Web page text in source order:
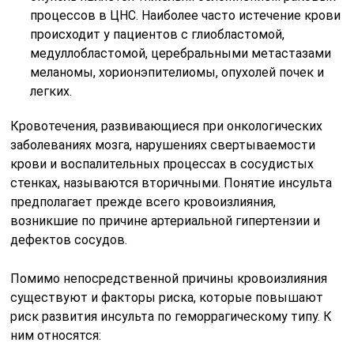
процессов в ЦНС. Наиболее часто истечение крови
происходит у пациентов с глиобластомой,
медуллобластомой, церебральными метастазами
меланомы, хорионэпителиомы, опухолей почек и
легких.
Кровотечения, развивающиеся при онкологических
заболеваниях мозга, нарушениях свертываемости
крови и воспалительных процессах в сосудистых
стенках, называются вторичными. Понятие инсульта
предполагает прежде всего кровоизлияния,
возникшие по причине артериальной гипертензии и
дефектов сосудов.
Помимо непосредственной причины кровоизлияния
существуют и факторы риска, которые повышают
риск развития инсульта по геморрагическому типу. К
ним относятся: